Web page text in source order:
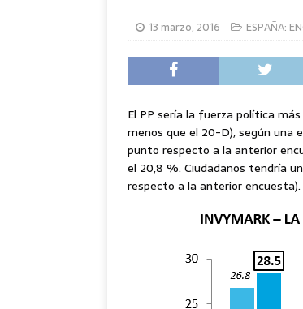
13 marzo, 2016 ESPAÑA:
El PP sería la fuerza política
menos que el 20-D), según una
punto respecto a la anterior
el 20,8 %. Ciudadanos tendría
respecto a la anterior